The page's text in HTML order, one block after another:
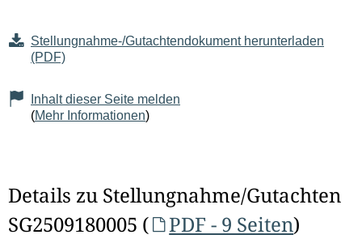
Stellungnahme-/Gutachtendokument herunterladen
(PDF)
Inhalt dieser Seite melden
(Mehr Informationen)
Details zu Stellungnahme/Gutachten
SG2509180005 (
PDF - 9 Seiten)